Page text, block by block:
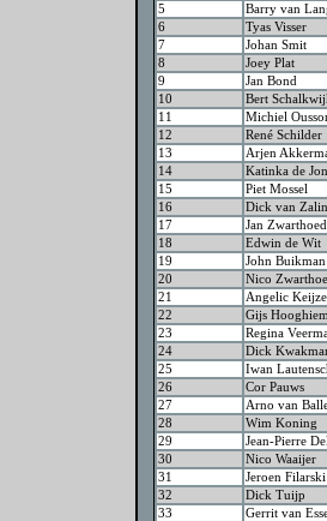
5
Barry van
6
Tyas Visser
7
Johan Smit
8
Joey Plat
9
Jan Bond
10
Bert
11
Michiel
12
René Schilder
13
Arjen
14
Katinka de
15
Piet Mossel
16
Dick van
17
Jan
18
Edwin de Wit
19
John Buikman
20
Nico
21
Angelic
22
Gijs
23
Regina
24
Dick
25
Iwan
26
Cor Pauws
27
Arno van
28
Wim Koning
29
Jean-Pierre
30
Nico Waaijer
31
Jeroen Filarski
32
Dick Tuijp
33
Gerrit van